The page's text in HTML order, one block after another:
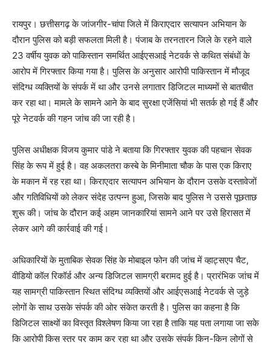
रायपुर। छत्तीसगढ़ के जांजगीर-चांपा जिले में किराएदार सत्यापन अभियान के
दौरान पुलिस को बड़ी सफलता मिली है। पंजाब के तरनतारन जिले के रहने वाले
23 वर्षीय युवक को पाकिस्तान समर्थित आईएसआई नेटवर्क से कथित संबंधों के
आरोप में गिरफ्तार किया गया है। पुलिस के अनुसार आरोपी पाकिस्तान में मौजूद
संदिग्ध व्यक्तियों के संपर्क में था और उनसे लगातार डिजिटल माध्यमों से बातचीत
कर रहा था। मामले के सामने आने के बाद सुरक्षा एजेंसियां भी सतर्क हो गई हैं और
पूरे नेटवर्क की गहन जांच की जा रही है।
पुलिस अधीक्षक विजय कुमार पांडे ने बताया कि गिरफ्तार युवक की पहचान सेवक
सिंह के रूप में हुई है। वह अकलतरा कस्बे के मिनीमाता चौक के पास एक किराए
के मकान में रह रहा था। किराएदार सत्यापन अभियान के दौरान उसके दस्तावेजों
और गतिविधियों को लेकर संदेह उत्पन्न हुआ, जिसके बाद पुलिस ने उससे पूछताछ
शुरू की। जांच के दौरान कई अहम जानकारियां सामने आने पर उसे हिरासत में
लेकर आगे की कार्रवाई की गई।
अधिकारियों के मुताबिक सेवक सिंह के मोबाइल फोन की जांच में व्हाट्सएप चैट,
वीडियो कॉल रिकॉर्ड और अन्य डिजिटल सामग्री बरामद हुई है। प्रारंभिक जांच में
यह सामग्री पाकिस्तान स्थित संदिग्ध व्यक्तियों और आईएसआई नेटवर्क से जुड़े
लोगों के साथ उसके संपर्क की ओर संकेत करती है। पुलिस का कहना है कि
डिजिटल साक्ष्यों का विस्तृत विश्लेषण किया जा रहा है ताकि यह पता लगाया जा सके
कि आरोपी किस स्तर पर काम कर रहा था और उसके संपर्क किन-किन लोगों से